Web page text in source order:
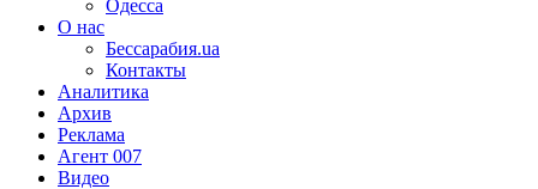
Одесса
О нас
Бессарабия.ua
Контакты
Аналитика
Архив
Реклама
Агент 007
Видео